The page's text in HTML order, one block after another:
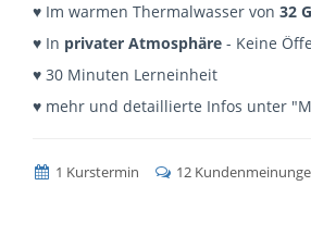
♥ Im warmen Thermalwasser von 32
♥ In privater Atmosphäre - Keine
♥ 30 Minuten Lerneinheit
♥ mehr und detaillierte Infos unter
1 Kurstermin 12